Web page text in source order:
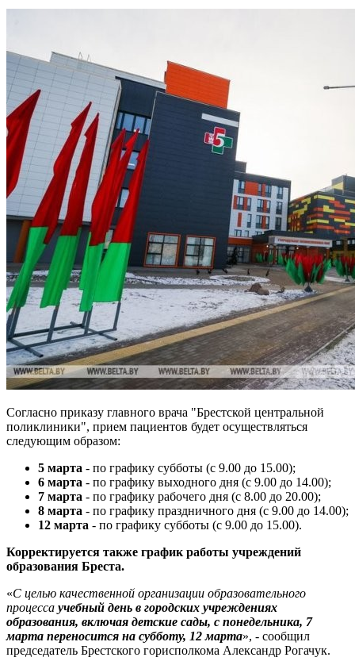
Согласно приказу главного врача "Брестской центральной
поликлиники", прием пациентов будет осуществляться
следующим образом:
5 марта - по графику субботы (с 9.00 до 15.00);
6 марта - по графику выходного дня (с 9.00 до 14.00);
7 марта - по графику рабочего дня (с 8.00 до 20.00);
8 марта - по графику праздничного дня (с 9.00 до 14.00);
12 марта - по графику субботы (с 9.00 до 15.00).
Корректируется также график работы учреждений
образования Бреста.
«С целью качественной организации образовательного
процесса учебный день в городских учреждениях
образования, включая детские сады, с понедельника, 7
марта переносится на субботу, 12 марта», - сообщил
председатель Брестского горисполкома Александр Рогачук.